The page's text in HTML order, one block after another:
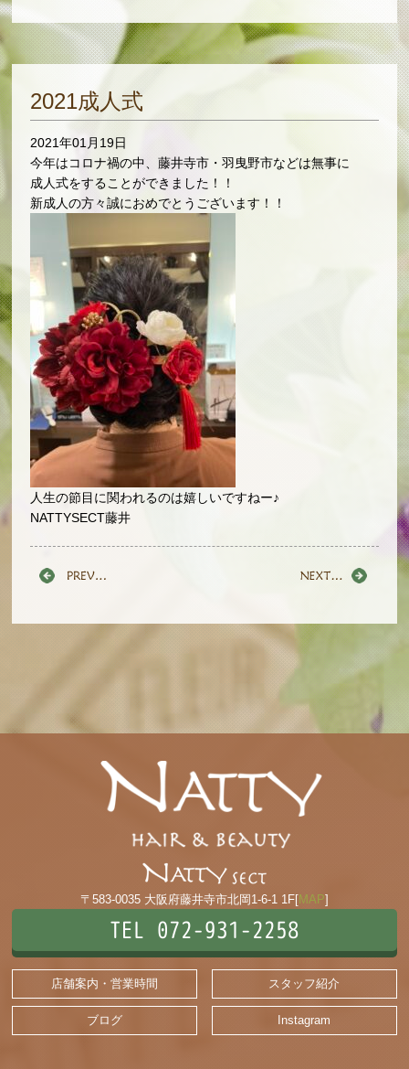
2021成人式
2021年01月19日
今年はコロナ禍の中、藤井寺市・羽曳野市などは無事に
成人式をすることができました！！
新成人の方々誠におめでとうございます！！
人生の節目に関われるのは嬉しいですねー♪
NATTYSECT藤井
〒583-0035 大阪府藤井寺市北岡1-6-1 1F[MAP]
TEL 072-931-2258
店舗案内・営業時間 スタッフ紹介
ブログ Instagram